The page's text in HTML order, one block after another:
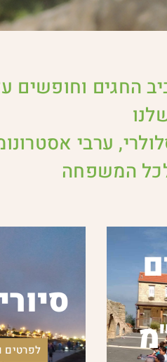
החגים וחופשים
ערבי
המשפחה
לפרטים